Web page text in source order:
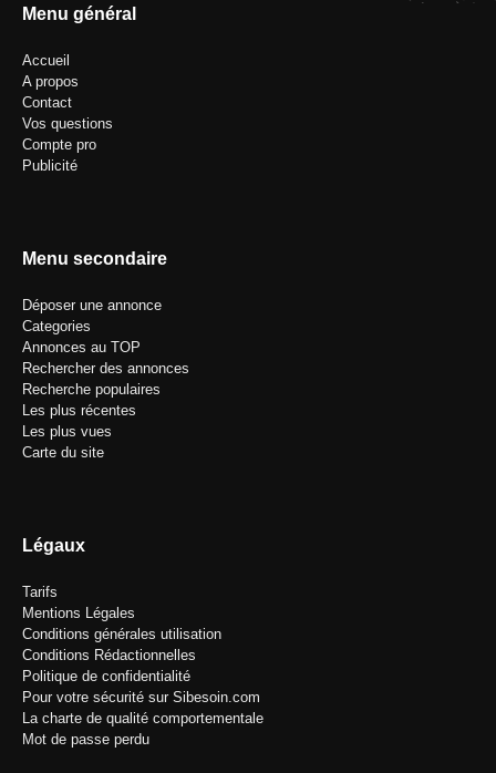
Menu général
Accueil
A propos
Contact
Vos questions
Compte pro
Publicité
Menu secondaire
Déposer une annonce
Categories
Annonces au TOP
Rechercher des annonces
Recherche populaires
Les plus récentes
Les plus vues
Carte du site
Légaux
Tarifs
Mentions Légales
Conditions générales utilisation
Conditions Rédactionnelles
Politique de confidentialité
Pour votre sécurité sur Sibesoin.com
La charte de qualité comportementale
Mot de passe perdu